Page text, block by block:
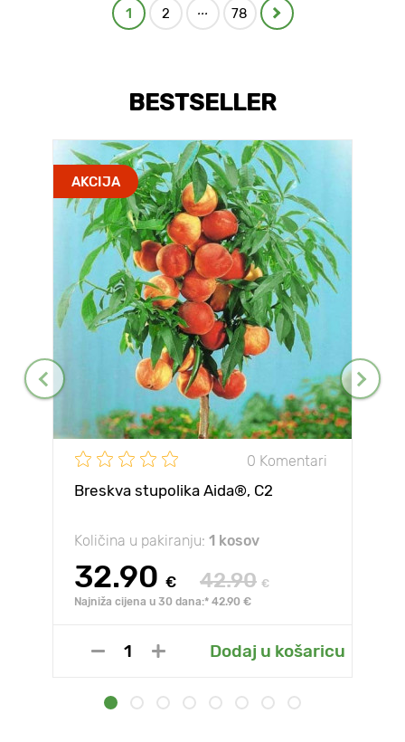
1 2 ... 78
BESTSELLER
AKCIJA
0 Komentari
Breskva stupolika Aida®, C2
Količina u pakiranju: 1 kosov
32.90 € 42.90 €
Najniža cijena u 30 dana:* 42.90 €
Dodaj u košaricu